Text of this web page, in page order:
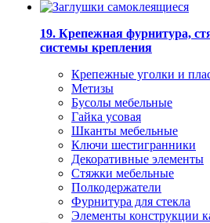
19. Крепежная фурнитура,
системы крепления
Крепежные уголки и
Метизы
Бусолы мебельные
Гайка усовая
Шканты мебельные
Ключи шестигранники
Декоративные элементы
Стяжки мебельные
Полкодержатели
Фурнитура для стекла
Элементы конструкции